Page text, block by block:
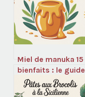
Miel de manuka 15
bienfaits : le guide
complet pour bien
l’utiliser